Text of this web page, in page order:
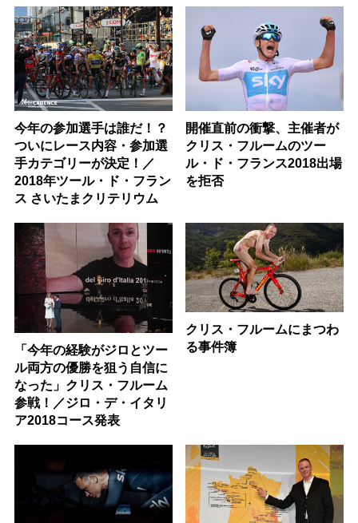
今年の参加選手は誰だ！？
ついにレース内容・参加選
手カテゴリーが決定！／
2018年ツール・ド・フラン
ス さいたまクリテリウム
開催直前の衝撃、主催者が
クリス・フルームのツー
ル・ド・フランス2018出場
を拒否
「今年の経験がジロとツー
ル両方の優勝を狙う自信に
なった」クリス・フルーム
参戦！／ジロ・デ・イタリ
ア2018コース発表
クリス・フルームにまつわ
る事件簿